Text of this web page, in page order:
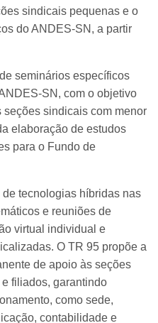
sindicais pequenas e o
do ANDES-SN, a partir
seminários específicos
SN, com o objetivo
sindicais com menor
elaboração de estudos
para o Fundo de
tecnologias híbridas nas
e reuniões de
virtual individual e
O TR 95 propõe a
de apoio às seções
filiados, garantindo
como sede,
contabilidade e